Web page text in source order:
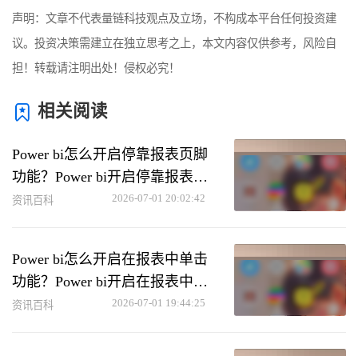
声明：文章不代表量链科技观点及立场，不构成本平台任何投资建
议。投资决策需建立在独立思考之上，本文内容仅供参考，风险自
担！转载请注明出处！侵权必究！
相关阅读
Power bi怎么开启停靠报表页脚
功能？Power bi开启停靠报表页
脚功能教程
资讯百科 2026-07-01 20:02:42
Power bi怎么开启在报表中单击
功能？Power bi开启在报表中单
击功能教程
资讯百科 2026-07-01 19:44:25